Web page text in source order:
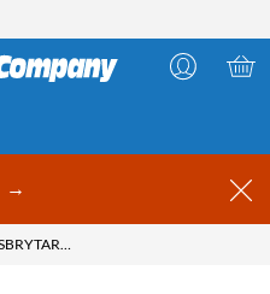
→
PERSONSKYDDSBRYTARE 10 A